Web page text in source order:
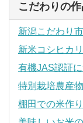
こだわりの
新潟こだわり
新米コシヒカ
有機JAS認証
特別栽培農産
棚田での米作り